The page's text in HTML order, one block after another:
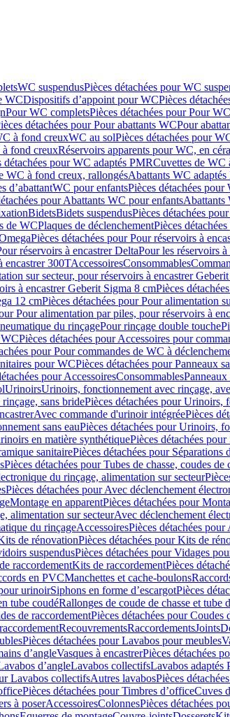
WC suspendusPièces détachées pour WC
WCDispositifs d’appoint pour WCPièces
Pour WC completsPièces détachées pour Pour
détachées pour Pour abattants WCPour
à fond creuxWC au solPièces détachées pour
à fond creuxRéservoirs apparents pour WC, en
détachées pour WC adaptés PMRCuvettes de WC
WC à fond creux, rallongésAbattants WC adaptés
d’abattantWC pour enfantsPièces détachées
pour Abattants WC pour enfantsAbattants
BidetsBidets suspendusPièces détachées
de WCPlaques de déclenchementPièces
Pièces détachées pour Pour réservoirs à
réservoirs à encastrer DeltaPour les réservoirs
encastrer 300TAccessoiresConsommables
sur secteur, pour réservoirs à encastrer
à encastrer Geberit Sigma 8 cmPièces
12 cmPièces détachées pour Pour alimentation
Pour alimentation par piles, pour réservoirs à
du rinçagePour rinçage double touche
Pièces détachées pour Accessoires pour
pour Pour commandes de WC à
pour WCPièces détachées pour Panneaux
pour AccessoiresConsommables
UrinoirsUrinoirs, fonctionnement avec rinçage,
sans bridePièces détachées pour Urinoirs,
Avec commande d'urinoir intégréePièces
sans eauPièces détachées pour Urinoirs,
en matière synthétiquePièces détachées
sanitairePièces détachées pour Séparations
Pièces détachées pour Tubes de chasse, coudes de
du rinçage, alimentation sur secteur
Pièces détachées pour Avec déclenchement
Montage en apparentPièces détachées pour
alimentation sur secteurAvec déclenchement
du rinçageAccessoiresPièces détachées pour
de rénovationPièces détachées pour Kits de
suspendusPièces détachées pour Vidages
raccordementKits de raccordementPièces
en PVCManchettes et cache-boulons
urinoirSiphons en forme d’escargotPièces
tube coudéRallonges de coude de chasse et tube
de raccordementPièces détachées pour Coudes
RecouvrementsRaccordementsJoints
Pièces détachées pour Lavabos pour meubles
d’angleVasques à encastrerPièces détachées
d’angleLavabos collectifsLavabos adaptés
Lavabos collectifsAutres lavabosPièces
Pièces détachées pour Timbres dʼofficeCuves
à poserAccessoiresColonnesPièces détachées